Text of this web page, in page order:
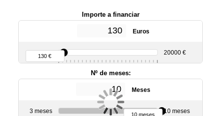
Importe a financiar
Euros
90 €
130 € 20000 €
Nº de meses:
Meses
3 meses 10 meses 10 meses